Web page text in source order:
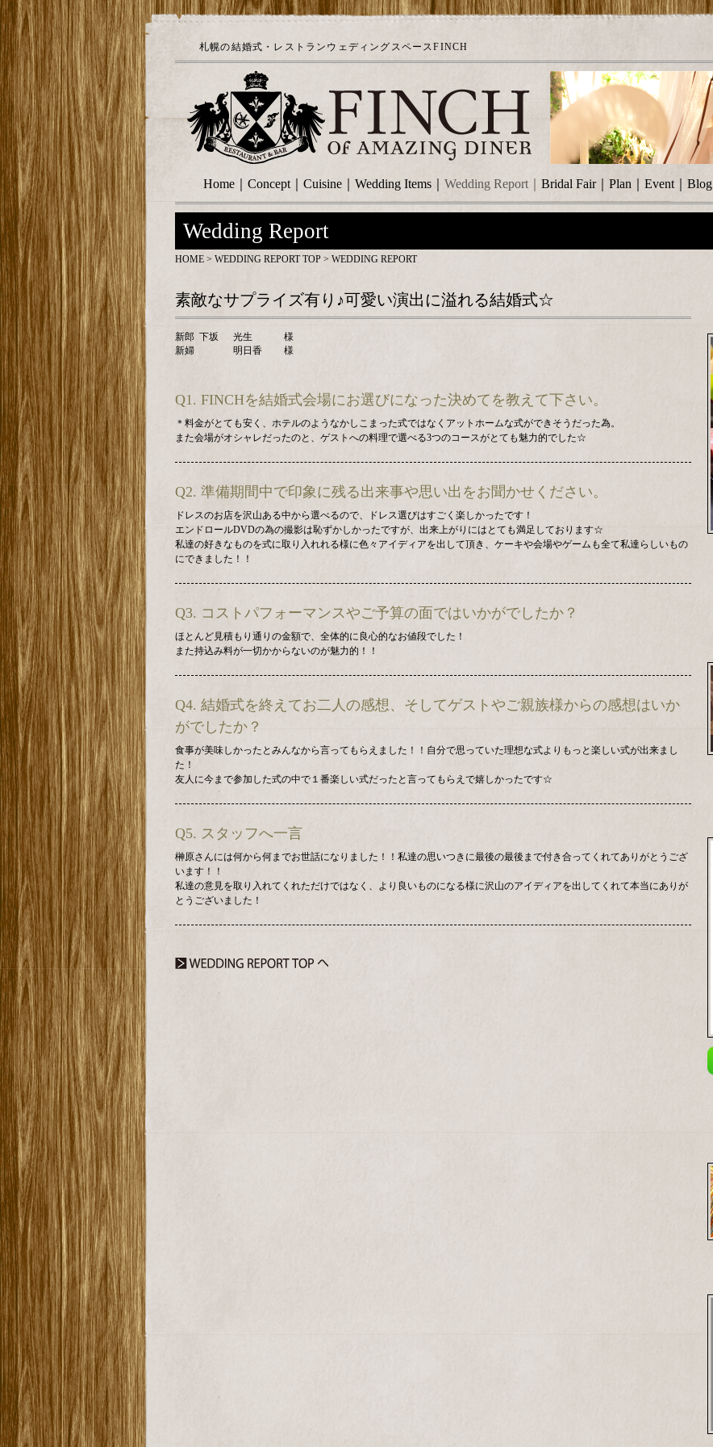
札幌の結婚式・レストランウェディングスペースFINCH
Home Concept Cuisine Wedding Items Wedding Report Bridal Fair｜ Plan Event Blog
Wedding Report
HOME > WEDDING REPORT TOP > WEDDING REPORT
素敵なサプライズ有り♪可愛い演出に溢れる結婚式☆
新郎 下坂 光生
様
新婦
明日香 様
Q1. FINCHを結婚式会場にお選びになった決めてを教えて下さい。
＊料金がとても安く、ホテルのようなかしこまった式ではなくアットホームな式ができそうだった為。
また会場がオシャレだったのと、ゲストへの料理で選べる3つのコースがとても魅力的でした☆
Q2. 準備期間中で印象に残る出来事や思い出をお聞かせください。
ドレスのお店を沢山ある中から選べるので、ドレス選びはすごく楽しかったです！
エンドロールDVDの為の撮影は恥ずかしかったですが、出来上がりにはとても満足しております☆
私達の好きなものを式に取り入れれる様に色々アイディアを出して頂き、ケーキや会場やゲームも全て私達らしいもの
にできました！！
Q3. コストパフォーマンスやご予算の面ではいかがでしたか？
ほとんど見積もり通りの金額で、全体的に良心的なお値段でした！
また持込み料が一切かからないのが魅力的！！
Q4. 結婚式を終えてお二人の感想、そしてゲストやご親族様からの感想はいか
がでしたか？
食事が美味しかったとみんなから言ってもらえました！！自分で思っていた理想な式よりもっと楽しい式が出来まし
た！
友人に今まで参加した式の中で１番楽しい式だったと言ってもらえで嬉しかったです☆
Q5. スタッフへ一言
榊原さんには何から何までお世話になりました！！私達の思いつきに最後の最後まで付き合ってくれてありがとうござ
います！！
私達の意見を取り入れてくれただけではなく、より良いものになる様に沢山のアイディアを出してくれて本当にありが
とうございました！